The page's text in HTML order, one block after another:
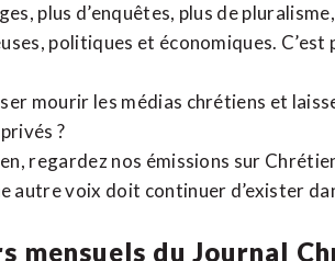
plus d’enquêtes, plus de
politiques et économiques. C’est
mourir les médias chrétiens et
?
regardez nos émissions sur
autre voix doit continuer d’exister
mensuels du Journal